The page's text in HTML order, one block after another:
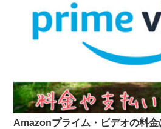
Amazonプライム・ビデオの料